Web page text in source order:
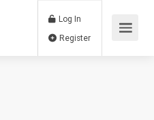
Log In